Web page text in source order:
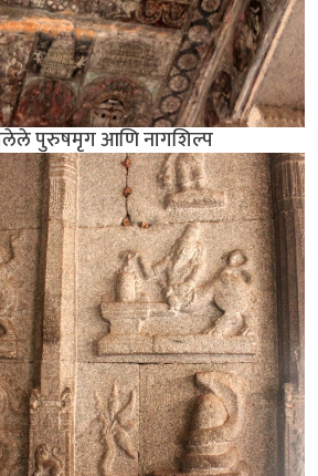
पुरुषमृग आणि नागशिल्प